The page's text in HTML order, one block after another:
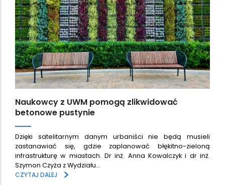
Naukowcy z UWM pomogą zlikwidować
betonowe pustynie
Dzięki satelitarnym danym urbaniści nie będą musieli
zastanawiać się, gdzie zaplanować błękitno-zieloną
infrastrukturę w miastach. Dr inż. Anna Kowalczyk i dr inż.
Szymon Czyża z Wydziału…
CZYTAJ DALEJ
>